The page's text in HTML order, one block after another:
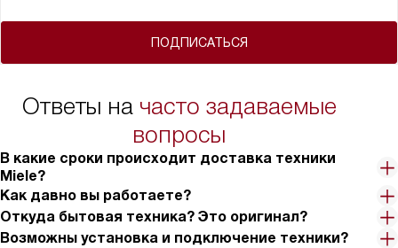
ПОДПИСАТЬСЯ
Ответы на часто задаваемые
вопросы
В какие сроки происходит доставка техники
Miele?
Как давно вы работаете?
Откуда бытовая техника? Это оригинал?
Возможны установка и подключение техники?